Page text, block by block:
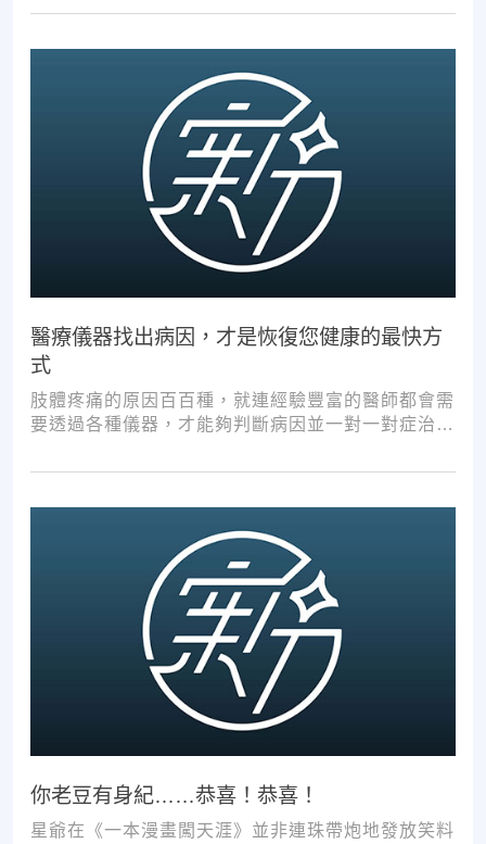
醫療儀器找出病因，才是恢復您健康的最快方
式
肢體疼痛的原因百百種，就連經驗豐富的醫師都會需
要透過各種儀器，才能夠判斷病因並一對一對症治
次推拿、按摩，都難以讓您徹底擺脫不適。
你老豆有身紀……恭喜！恭喜！
星爺在《一本漫畫闖天涯》並非連珠帶炮地發放笑料